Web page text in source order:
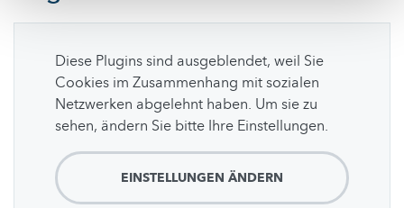
Diese Plugins sind ausgeblendet, weil Sie
Cookies im Zusammenhang mit sozialen
Netzwerken abgelehnt haben. Um sie zu
sehen, ändern Sie bitte Ihre Einstellungen.
EINSTELLUNGEN ÄNDERN